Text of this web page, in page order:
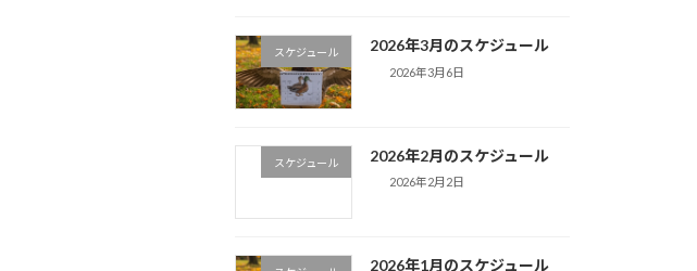
スケジュール 2026年3月のスケジュール
2026年3月6日
スケジュール 2026年2月のスケジュール
2026年2月2日
2026年1月のスケジュール